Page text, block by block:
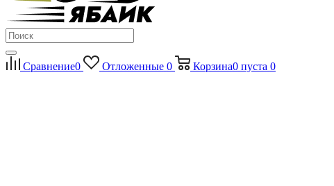
Сравнение0 Отложенные 0 Корзина0 пуста 0